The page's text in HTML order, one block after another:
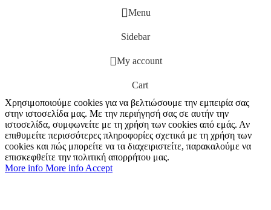
Menu
Sidebar
My account
Cart
Χρησιμοποιούμε cookies για να βελτιώσουμε την εμπειρία σας
στην ιστοσελίδα μας. Με την περιήγησή σας σε αυτήν την
ιστοσελίδα, συμφωνείτε με τη χρήση των cookies από εμάς. Αν
επιθυμείτε περισσότερες πληροφορίες σχετικά με τη χρήση των
cookies και πώς μπορείτε να τα διαχειριστείτε, παρακαλούμε να
επισκεφθείτε την πολιτική απορρήτου μας.
More info More info Accept